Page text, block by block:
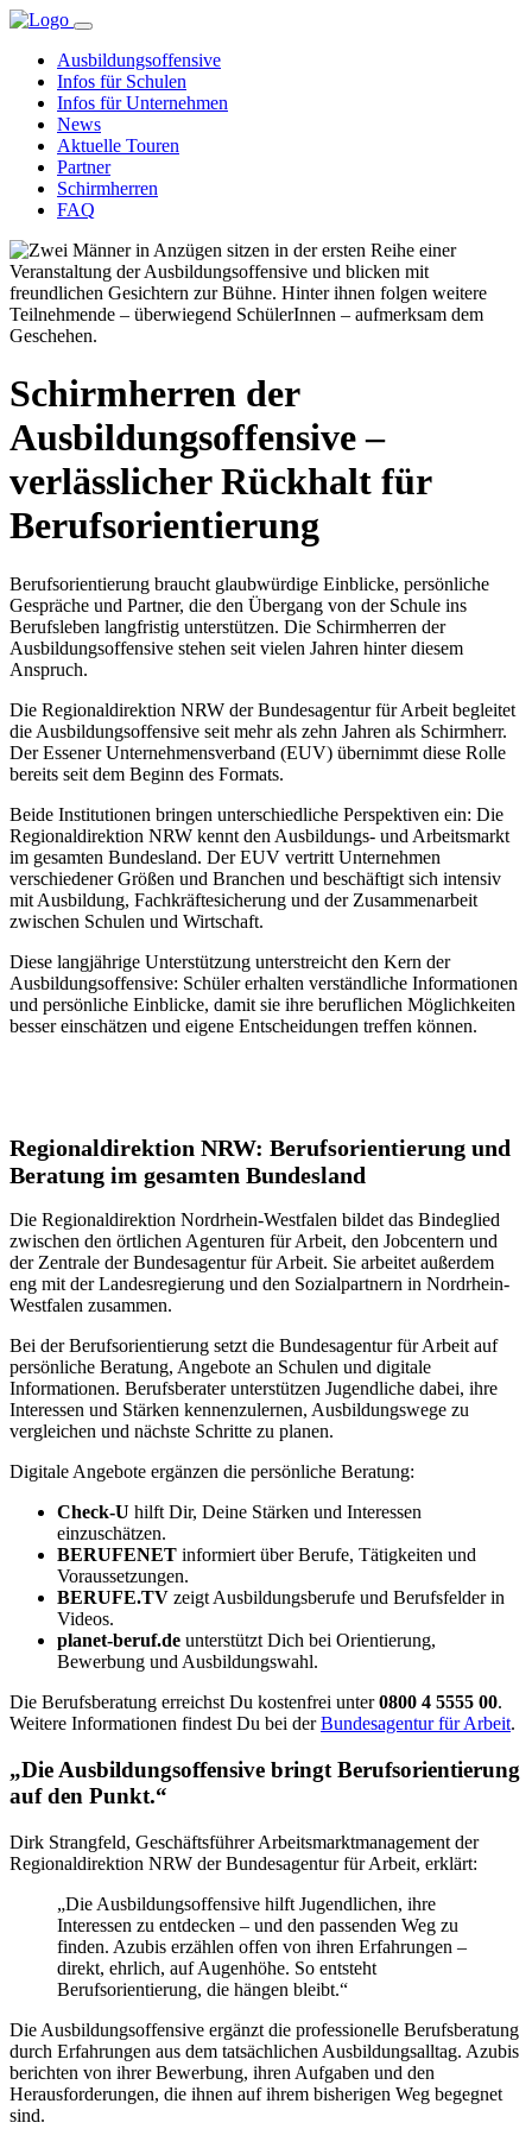
Ausbildungsoffensive
Infos für Schulen
Infos für Unternehmen
News
Aktuelle Touren
Partner
Schirmherren
FAQ
Schirmherren der
Ausbildungsoffensive –
verlässlicher Rückhalt für
Berufsorientierung
Berufsorientierung braucht glaubwürdige Einblicke, persönliche
Gespräche und Partner, die den Übergang von der Schule ins
Berufsleben langfristig unterstützen. Die Schirmherren der
Ausbildungsoffensive stehen seit vielen Jahren hinter diesem
Anspruch.
Die Regionaldirektion NRW der Bundesagentur für Arbeit begleitet
die Ausbildungsoffensive seit mehr als zehn Jahren als Schirmherr.
Der Essener Unternehmensverband (EUV) übernimmt diese Rolle
bereits seit dem Beginn des Formats.
Beide Institutionen bringen unterschiedliche Perspektiven ein: Die
Regionaldirektion NRW kennt den Ausbildungs- und Arbeitsmarkt
im gesamten Bundesland. Der EUV vertritt Unternehmen
verschiedener Größen und Branchen und beschäftigt sich intensiv
mit Ausbildung, Fachkräftesicherung und der Zusammenarbeit
zwischen Schulen und Wirtschaft.
Diese langjährige Unterstützung unterstreicht den Kern der
Ausbildungsoffensive: Schüler erhalten verständliche Informationen
und persönliche Einblicke, damit sie ihre beruflichen Möglichkeiten
besser einschätzen und eigene Entscheidungen treffen können.
Regionaldirektion NRW: Berufsorientierung und
Beratung im gesamten Bundesland
Die Regionaldirektion Nordrhein-Westfalen bildet das Bindeglied
zwischen den örtlichen Agenturen für Arbeit, den Jobcentern und
der Zentrale der Bundesagentur für Arbeit. Sie arbeitet außerdem
eng mit der Landesregierung und den Sozialpartnern in Nordrhein-
Westfalen zusammen.
Bei der Berufsorientierung setzt die Bundesagentur für Arbeit auf
persönliche Beratung, Angebote an Schulen und digitale
Informationen. Berufsberater unterstützen Jugendliche dabei, ihre
Interessen und Stärken kennenzulernen, Ausbildungswege zu
vergleichen und nächste Schritte zu planen.
Digitale Angebote ergänzen die persönliche Beratung:
Check-U hilft Dir, Deine Stärken und Interessen
einzuschätzen.
BERUFENET informiert über Berufe, Tätigkeiten und
Voraussetzungen.
BERUFE.TV zeigt Ausbildungsberufe und Berufsfelder in
Videos.
planet-beruf.de unterstützt Dich bei Orientierung,
Bewerbung und Ausbildungswahl.
Die Berufsberatung erreichst Du kostenfrei unter0800 4 5555 00.
Weitere Informationen findest Du bei derBundesagentur für Arbeit.
„Die Ausbildungsoffensive bringt Berufsorientierung
auf den Punkt.“
Dirk Strangfeld, Geschäftsführer Arbeitsmarktmanagement der
Regionaldirektion NRW der Bundesagentur für Arbeit, erklärt:
„Die Ausbildungsoffensive hilft Jugendlichen, ihre
Interessen zu entdecken – und den passenden Weg zu
finden. Azubis erzählen offen von ihren Erfahrungen –
direkt, ehrlich, auf Augenhöhe. So entsteht
Berufsorientierung, die hängen bleibt.“
Die Ausbildungsoffensive ergänzt die professionelle Berufsberatung
durch Erfahrungen aus dem tatsächlichen Ausbildungsalltag. Azubis
berichten von ihrer Bewerbung, ihren Aufgaben und den
Herausforderungen, die ihnen auf ihrem bisherigen Weg begegnet
sind.